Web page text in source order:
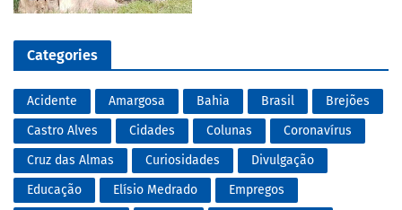
Categories
Acidente Amargosa Bahia Brasil
Brejões
Castro Alves
Cidades Colunas
Coronavírus
Cruz das Almas
Curiosidades
Divulgação
Educação
Elísio Medrado
Empregos